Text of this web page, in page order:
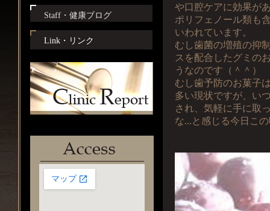
や口腔ケアに効果が
ポリフェノール類も
いわれています。
むし歯菌の増殖の抑
スを配合したグミの
うなのです（＾＾）
むし歯予防のお菓子
多い現状ですが、い
され、気軽に手に取
な...と感じる今日こ
Staff・健康ブログ
Link・リンク